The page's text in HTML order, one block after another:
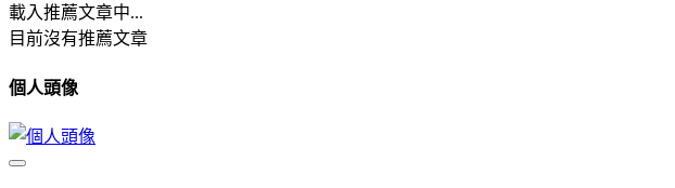
載入推薦文章中...
目前沒有推薦文章
個人頭像